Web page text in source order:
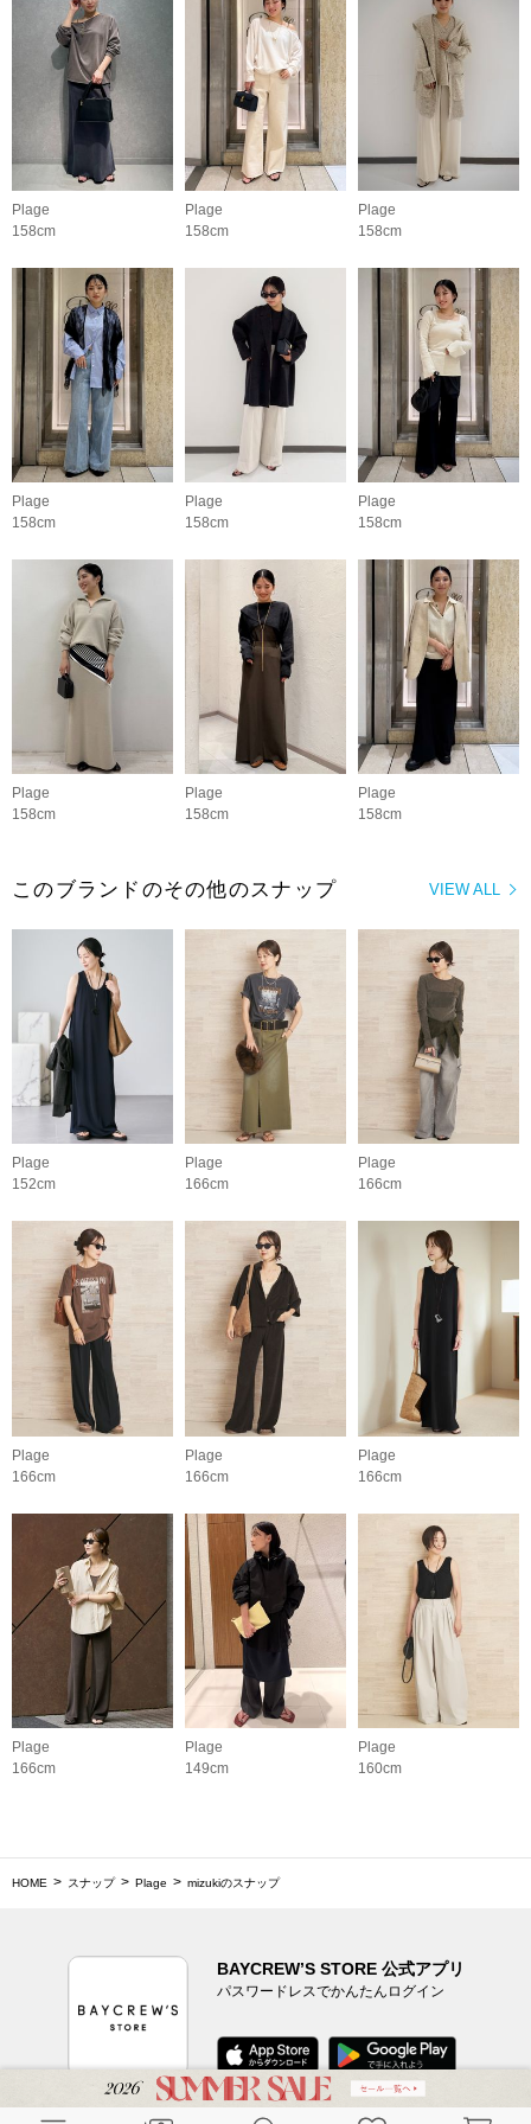
Plage
158cm
Plage
158cm
Plage
158cm
Plage
158cm
Plage
158cm
Plage
158cm
Plage
158cm
Plage
158cm
Plage
158cm
VIEW ALL
このブランドのその他のスナップ
Plage
152cm
Plage
166cm
Plage
166cm
Plage
166cm
Plage
166cm
Plage
166cm
Plage
166cm
Plage
149cm
Plage
160cm
HOME スナップ Plage mizukiのスナップ
BAYCREW’S STORE 公式アプリ
パスワードレスでかんたんログイン